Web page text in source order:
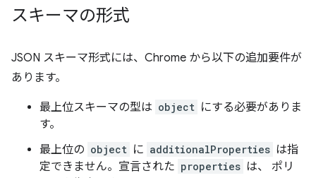
スキーマの形式
JSON スキーマ形式には、Chrome から以下の追加要件が
あります。
最上位スキーマの型は object にする必要がありま
す。
最上位の object に additionalProperties は指
定できません。宣言された properties は、 ポリ